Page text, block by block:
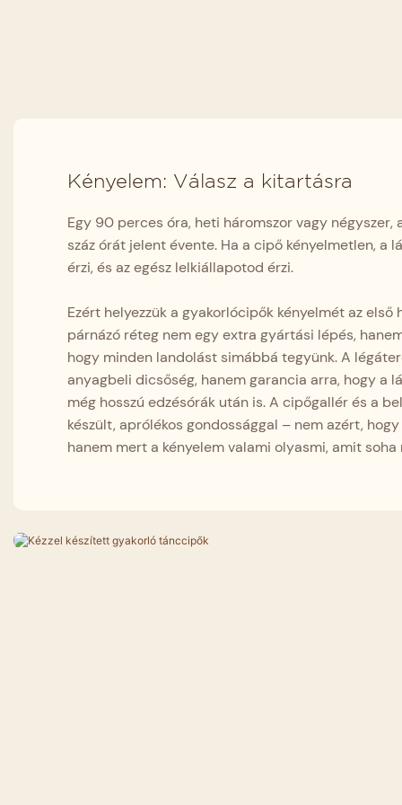
Kényelem: Válasz a kitartásra
Egy 90 perces óra, heti háromszor vagy négyszer,
száz órát jelent évente. Ha a cipő kényelmetlen, a
érzi, és az egész lelkiállapotod érzi.
Ezért helyezzük a gyakorlócipők kényelmét az
párnázó réteg nem egy extra gyártási lépés,
hogy minden landolást simábbá tegyünk. A
anyagbeli dicsőség, hanem garancia arra, hogy a
még hosszú edzésórák után is. A cipőgallér és a
készült, aprólékos gondossággal – nem azért,
hanem mert a kényelem valami olyasmi, amit